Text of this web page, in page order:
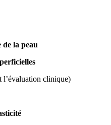
la peau
l’évaluation clinique)